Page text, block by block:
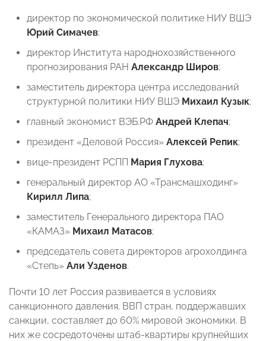
директор по экономической политике НИУ ВШЭ
Юрий Симачев;
директор Института народнохозяйственного
прогнозирования РАН Александр Широв;
заместитель директора центра исследований
структурной политики НИУ ВШЭ Михаил Кузык;
главный экономист ВЭБ.РФ Андрей Клепач;
президент «Деловой Россия» Алексей Репик;
вице-президент РСПП Мария Глухова;
генеральный директор АО «Трансмашходинг»
Кирилл Липа;
заместитель Генерального директора ПАО
«КАМАЗ» Михаил Матасов;
председатель совета директоров агрохолдинга
«Степь» Али Узденов.
Почти 10 лет Россия развивается в условиях
санкционного давления. ВВП стран, поддержавших
санкции, составляет до 60% мировой экономики. В
них же сосредоточены штаб-квартиры крупнейших